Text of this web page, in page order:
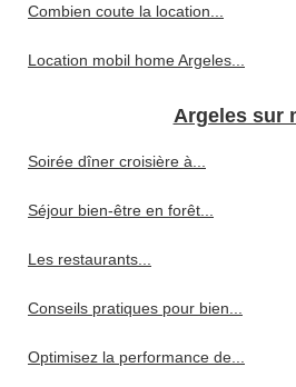
Combien coute la location...
Location mobil home Argeles...
Argeles sur
Soirée dîner croisière à...
Séjour bien-être en forêt...
Les restaurants...
Conseils pratiques pour bien...
Optimisez la performance de...